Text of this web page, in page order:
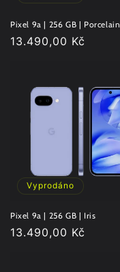
Pixel 9a | 256 GB | Porcelain
Běžná
13.490,00 Kč
Vyprodáno
Pixel 9a | 256 GB | Iris
Běžná
13.490,00 Kč